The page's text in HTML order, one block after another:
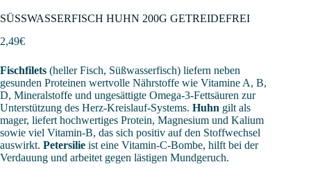
SÜSSWASSERFISCH HUHN 200G GETREIDEFREI
2,49€
Fischfilets (heller Fisch, Süßwasserfisch) liefern neben
gesunden Proteinen wertvolle Nährstoffe wie Vitamine A, B,
D, Mineralstoffe und ungesättigte Omega-3-Fettsäuren zur
Unterstützung des Herz-Kreislauf-Systems. Huhn gilt als
mager, liefert hochwertiges Protein, Magnesium und Kalium
sowie viel Vitamin-B, das sich positiv auf den Stoffwechsel
auswirkt. Petersilie ist eine Vitamin-C-Bombe, hilft bei der
Verdauung und arbeitet gegen lästigen Mundgeruch.